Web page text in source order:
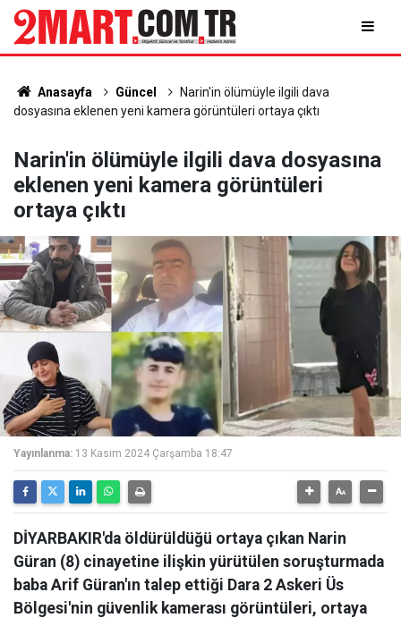
Anasayfa Güncel
Narin'in ölümüyle ilgili dava
dosyasına eklenen yeni kamera görüntüleri ortaya çıktı
Narin'in ölümüyle ilgili dava dosyasına
eklenen yeni kamera görüntüleri
ortaya çıktı
Yayınlanma: 13 Kasım 2024 Çarşamba 18:47
DİYARBAKIR'da öldürüldüğü ortaya çıkan Narin
Güran (8) cinayetine ilişkin yürütülen soruşturmada
baba Arif Güran'ın talep ettiği Dara 2 Askeri Üs
Bölgesi'nin güvenlik kamerası görüntüleri, ortaya